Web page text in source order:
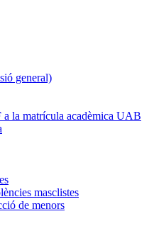
general)
a la matrícula acadèmica UAB
masclistes
de menors